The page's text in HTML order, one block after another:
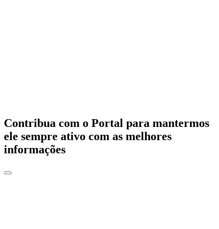
Contribua com o Portal para mantermos
ele sempre ativo com as melhores
informações